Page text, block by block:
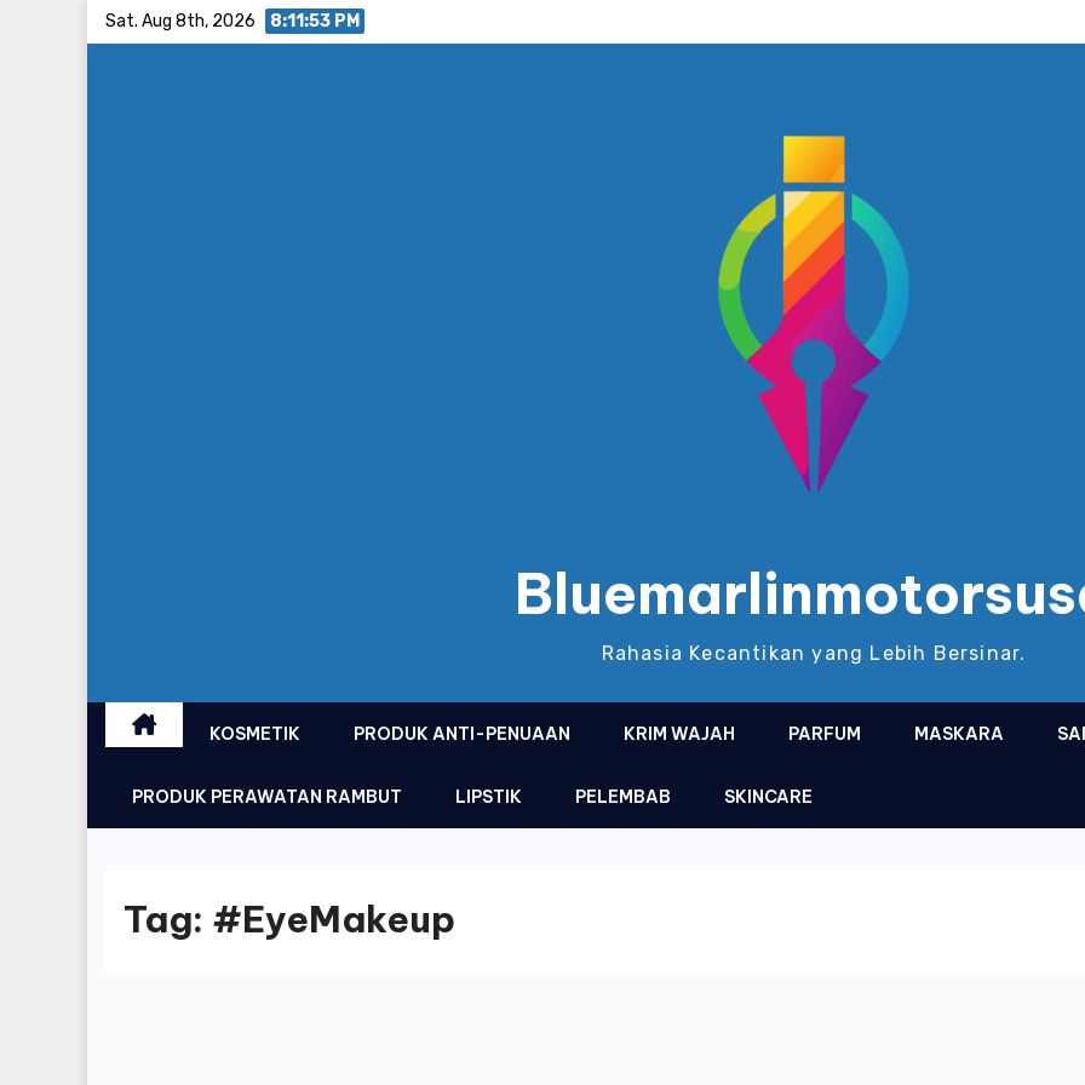
Sat. Aug 8th, 2026 8:11:54 PM
Rahasia Kecantikan yang Lebih Bersinar.
KOSMETIK PRODUK ANTI-PENUAAN KRIM WAJAH PARFUM MASKARA
PRODUK PERAWATAN RAMBUT LIPSTIK PELEMBAB SKINCARE
Tag: #EyeMakeup